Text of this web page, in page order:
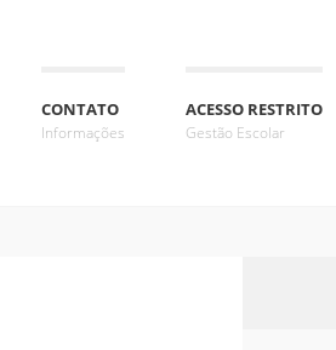
CONTATO
Informações
ACESSO RESTRITO
Gestão Escolar